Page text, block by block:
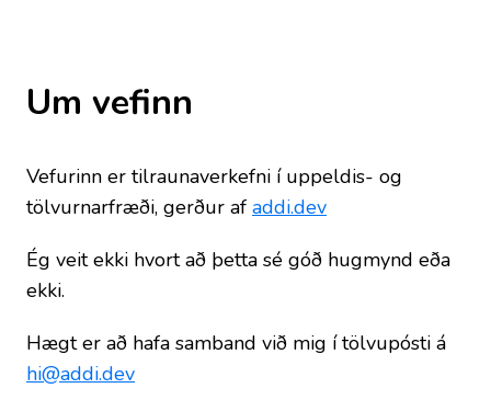
Um vefinn
Vefurinn er tilraunaverkefni í uppeldis- og
tölvurnarfræði, gerður af addi.dev
Ég veit ekki hvort að þetta sé góð hugmynd eða
ekki.
Hægt er að hafa samband við mig í tölvupósti á
hi@addi.dev